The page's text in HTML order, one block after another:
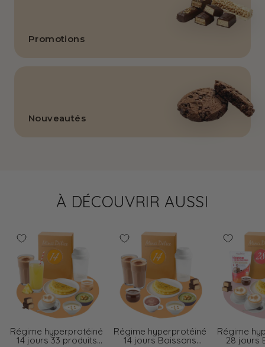
Promotions
Nouveautés
À DÉCOUVRIR AUSSI
Régime hyperprotéiné
14 jours 33 produits
Régime hyperprotéiné
14 jours Boissons
Régime
28 jours